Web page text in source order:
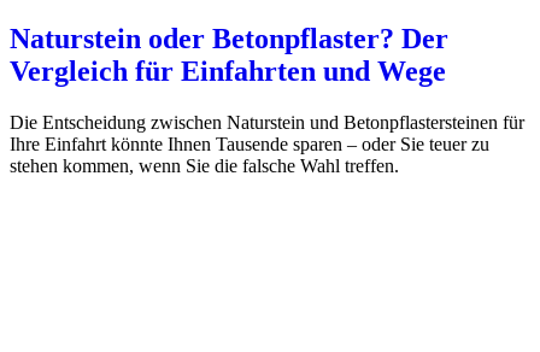
Naturstein oder Betonpflaster? Der
Vergleich für Einfahrten und Wege
Die Entscheidung zwischen Naturstein und Betonpflastersteinen für
Ihre Einfahrt könnte Ihnen Tausende sparen – oder Sie teuer zu
stehen kommen, wenn Sie die falsche Wahl treffen.